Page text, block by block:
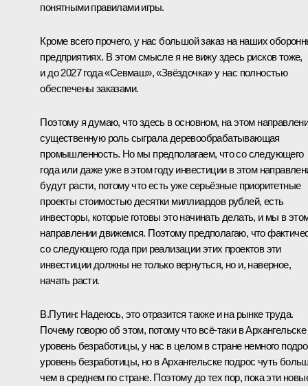
понятными правилами игры.
Кроме всего прочего, у нас большой заказ на наших
предприятиях. В этом смысле я не вижу здесь рисков тоже,
и до 2027 года «Севмаш», «Звёздочка» у нас полностью
обеспечены заказами.
Поэтому я думаю, что здесь в основном, на этом
существенную роль сыграла деревообрабатывающая
промышленность. Но мы предполагаем, что со следующего
года или даже уже в этом году инвестиции в этом
будут расти, потому что есть уже серьёзные приоритетные
проекты стоимостью десятки миллиардов рублей, есть
инвесторы, которые готовы это начинать делать, и мы в
направлении движемся. Поэтому предполагаю, что
со следующего года при реализации этих проектов эти
инвестиции должны не только вернуться, но и, наверное,
начать расти.
В.Путин: Надеюсь, это отразится также и на рынке труда.
Почему говорю об этом, потому что всё-таки в Архангельске
уровень безработицы, у нас в целом в стране немного
уровень безработицы, но в Архангельске подрос чуть
чем в среднем по стране. Поэтому до тех пор, пока эти